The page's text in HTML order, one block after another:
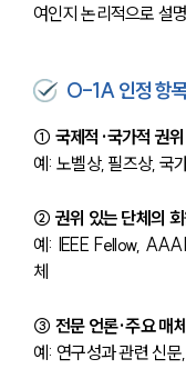
여인지 논리적으로 설
O-1A 인정 항
① 국제적·국가적 권
예: 노벨상, 필즈상, 국
② 권위 있는 단체의 회
예: IEEE Fellow,
체
③ 전문 언론·주요 매
예: 연구성과 관련 신